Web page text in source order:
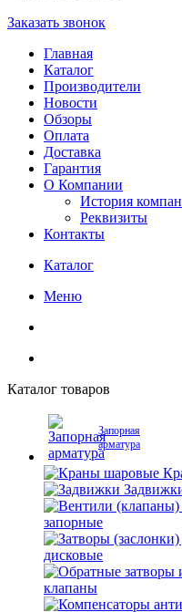
Заказать звонок
Главная
Каталог
Производители
Новости
Обзоры
Оплата
Доставка
Гарантия
О Компании
История
Реквизиты
Контакты
Каталог
Меню
Каталог товаров
Запорная
арматура
запорные
дисковые
клапаны